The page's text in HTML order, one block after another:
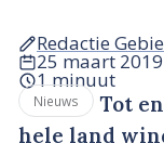
Redactie
25 maart 2019
1 minuut
Nieuws
Tot
hele land